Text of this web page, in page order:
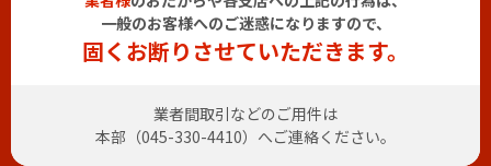
一般のお客様へのご迷惑になりますので、
固くお断りさせていただきます。
業者間取引などのご用件は
本部（045-330-4410）へご連絡ください。